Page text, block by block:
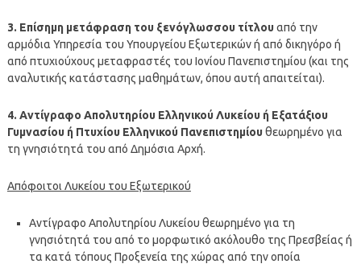
3. Επίσημη μετάφραση του ξενόγλωσσου τίτλουαπό την
αρμόδια Υπηρεσία του Υπουργείου Εξωτερικών ή από δικηγόρο ή
από πτυχιούχους μεταφραστές του Ιονίου Πανεπιστημίου (και της
αναλυτικής κατάστασης μαθημάτων, όπου αυτή απαιτείται).
4. Αντίγραφο Απολυτηρίου Ελληνικού Λυκείου ή Εξατάξιου
Γυμνασίου ή Πτυχίου Ελληνικού Πανεπιστημίουθεωρημένο για
τη γνησιότητά του από Δημόσια Αρχή.
Απόφοιτοι Λυκείου του Εξωτερικού
Αντίγραφο Απολυτηρίου Λυκείου θεωρημένο για τη
γνησιότητά του από το μορφωτικό ακόλουθο της Πρεσβείας ή
τα κατά τόπους Προξενεία της χώρας από την οποία